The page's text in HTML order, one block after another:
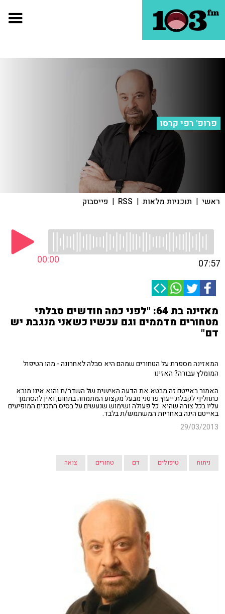
פרופ' רפי קרסו
ראשי | תוכניות מלאות |
RSS
| פייסבוק
00:00 07:57
מאזינה בת 64: "לפני כמה חודשים סבלתי
מטחורים מדממים וגם עכשיו כשאני מנגבת יש
דם"
המאזינה מספרת על הטחורים שמהם היא סבלה לאחרונה - מהו הטיפול
המומלץ עבורה? האזינו
האמור באייטם זה מבטא את הדעה האישית של השדר/ת והוא אינו מובא
כתחליף לקבלת ייעוץ פרטני מבעל מקצוע המתמחה בתחום, ואין להסתמך
עליו בכל צורה שהיא. כל פעולה ושימוש שנעשים על בסיס התכנים המופיעים
באייטם הינה באחריות המשתמש/ת בלבד.
29/03/2013
ניתוח טיפולים דם טחורים צואה